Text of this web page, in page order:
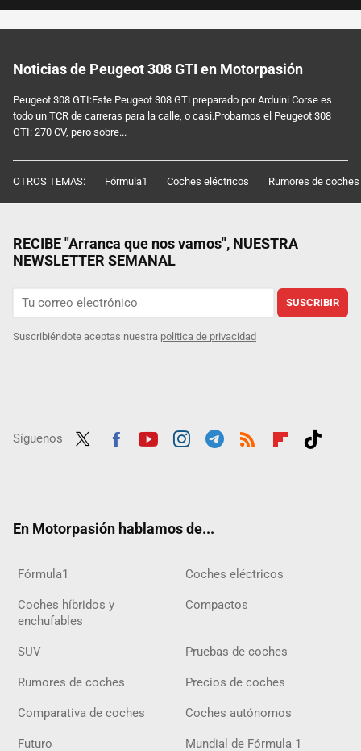
Noticias de Peugeot 308 GTI en Motorpasión
Peugeot 308 GTI:Este Peugeot 308 GTi preparado por Arduini Corse es
todo un TCR de carreras para la calle, o casi.Probamos el Peugeot 308
GTI: 270 CV, pero sobre...
OTROS TEMAS: Fórmula1 Coches eléctricos Rumores de coches
RECIBE "Arranca que nos vamos", NUESTRA
NEWSLETTER SEMANAL
SUSCRIBIR
Suscribiéndote aceptas nuestra política de privacidad
Síguenos
En Motorpasión hablamos de...
Fórmula1 Coches eléctricos
Coches híbridos y
enchufables
Compactos
SUV Pruebas de coches
Rumores de coches Precios de coches
Comparativa de coches Coches autónomos
Futuro Mundial de Fórmula 1